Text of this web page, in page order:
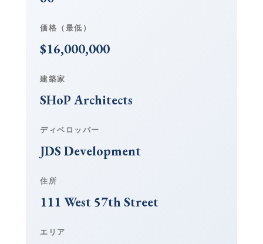
価格（最低）
$16,000,000
建築家
SHoP Architects
ディベロッパー
JDS Development
住所
111 West 57th Street
エリア